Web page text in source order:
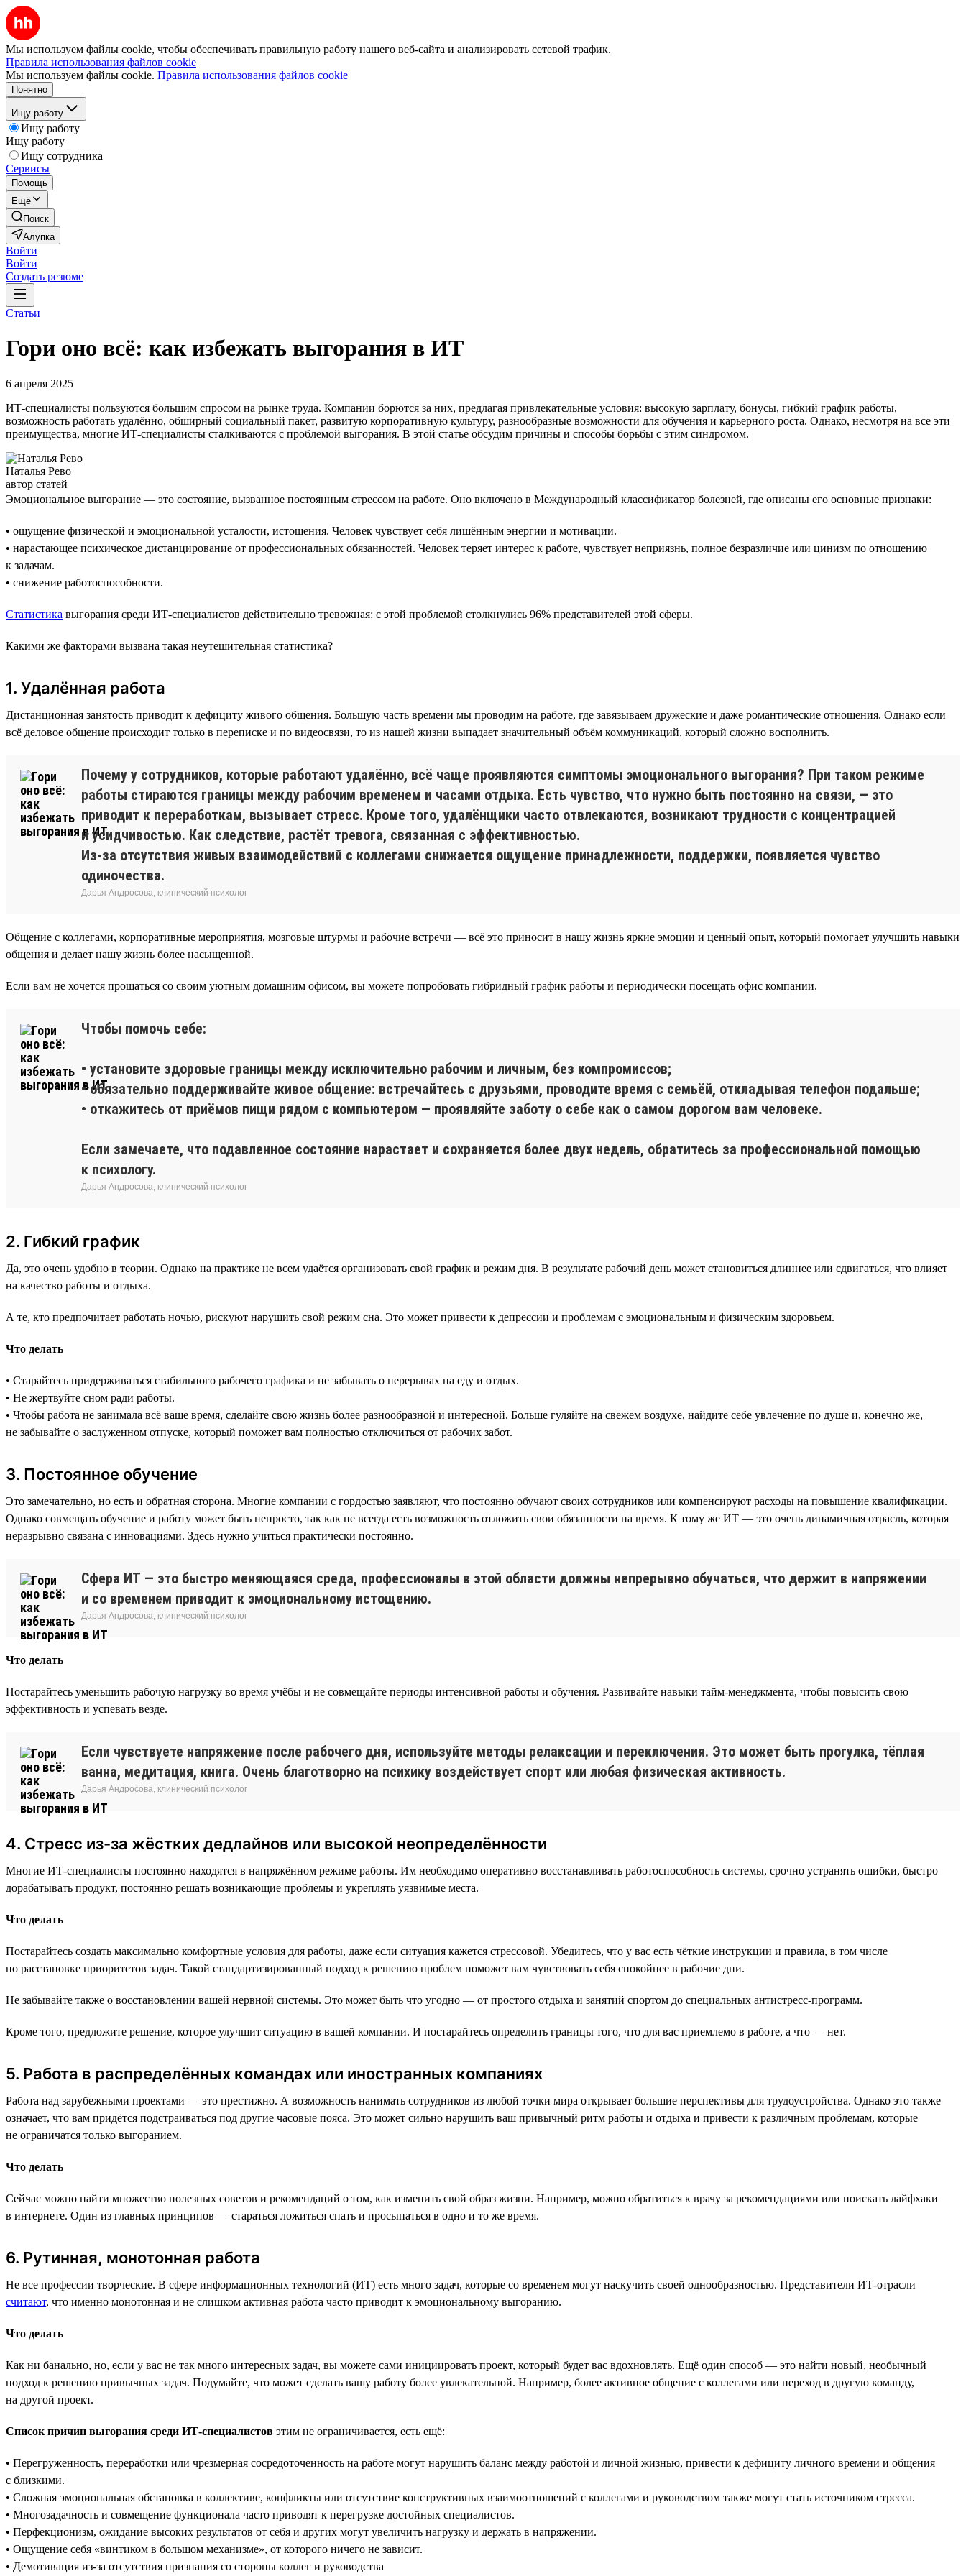
Мы используем файлы cookie, чтобы обеспечивать правильную работу нашего веб-сайта и анализировать сетевой трафик.
Правила использования файлов cookie
Мы используем файлы cookie. Правила использования файлов cookie
Понятно
Ищу работу
Ищу работу
Ищу работу
Ищу сотрудника
Сервисы
Помощь
Ещё
Поиск
Алупка
Войти
Войти
Создать резюме
Статьи
Гори оно всё: как избежать выгорания в ИТ
6 апреля 2025
ИТ-специалисты пользуются большим спросом на рынке труда. Компании борются за них, предлагая привлекательные условия: высокую зарплату, бонусы, гибкий график работы,
возможность работать удалённо, обширный социальный пакет, развитую корпоративную культуру, разнообразные возможности для обучения и карьерного роста. Однако, несмотря на все эти
преимущества, многие ИТ-специалисты сталкиваются с проблемой выгорания. В этой статье обсудим причины и способы борьбы с этим синдромом.
Наталья Рево
автор статей
Эмоциональное выгорание — это состояние, вызванное постоянным стрессом на работе. Оно включено в Международный классификатор болезней, где описаны его основные признаки:
• ощущение физической и эмоциональной усталости, истощения. Человек чувствует себя лишённым энергии и мотивации.
• нарастающее психическое дистанцирование от профессиональных обязанностей. Человек теряет интерес к работе, чувствует неприязнь, полное безразличие или цинизм по отношению
к задачам.
• снижение работоспособности.
Статистика выгорания среди ИТ-специалистов действительно тревожная: с этой проблемой столкнулись 96% представителей этой сферы.
Какими же факторами вызвана такая неутешительная статистика?
1. Удалённая работа
Дистанционная занятость приводит к дефициту живого общения. Большую часть времени мы проводим на работе, где завязываем дружеские и даже романтические отношения. Однако если
всё деловое общение происходит только в переписке и по видеосвязи, то из нашей жизни выпадает значительный объём коммуникаций, который сложно восполнить.
Почему у сотрудников, которые работают удалённо, всё чаще проявляются симптомы эмоционального выгорания? При таком режиме
работы стираются границы между рабочим временем и часами отдыха. Есть чувство, что нужно быть постоянно на связи, — это
приводит к переработкам, вызывает стресс. Кроме того, удалёнщики часто отвлекаются, возникают трудности с концентрацией
и усидчивостью. Как следствие, растёт тревога, связанная с эффективностью.
Из-за отсутствия живых взаимодействий с коллегами снижается ощущение принадлежности, поддержки, появляется чувство
одиночества.
Дарья Андросова, клинический психолог
Общение с коллегами, корпоративные мероприятия, мозговые штурмы и рабочие встречи — всё это приносит в нашу жизнь яркие эмоции и ценный опыт, который помогает улучшить навыки
общения и делает нашу жизнь более насыщенной.
Если вам не хочется прощаться со своим уютным домашним офисом, вы можете попробовать гибридный график работы и периодически посещать офис компании.
Чтобы помочь себе:
• установите здоровые границы между исключительно рабочим и личным, без компромиссов;
• обязательно поддерживайте живое общение: встречайтесь с друзьями, проводите время с семьёй, откладывая телефон подальше;
• откажитесь от приёмов пищи рядом с компьютером — проявляйте заботу о себе как о самом дорогом вам человеке.
Если замечаете, что подавленное состояние нарастает и сохраняется более двух недель, обратитесь за профессиональной помощью
к психологу.
Дарья Андросова, клинический психолог
2. Гибкий график
Да, это очень удобно в теории. Однако на практике не всем удаётся организовать свой график и режим дня. В результате рабочий день может становиться длиннее или сдвигаться, что влияет
на качество работы и отдыха.
А те, кто предпочитает работать ночью, рискуют нарушить свой режим сна. Это может привести к депрессии и проблемам с эмоциональным и физическим здоровьем.
Что делать
• Старайтесь придерживаться стабильного рабочего графика и не забывать о перерывах на еду и отдых.
• Не жертвуйте сном ради работы.
• Чтобы работа не занимала всё ваше время, сделайте свою жизнь более разнообразной и интересной. Больше гуляйте на свежем воздухе, найдите себе увлечение по душе и, конечно же,
не забывайте о заслуженном отпуске, который поможет вам полностью отключиться от рабочих забот.
3. Постоянное обучение
Это замечательно, но есть и обратная сторона. Многие компании с гордостью заявляют, что постоянно обучают своих сотрудников или компенсируют расходы на повышение квалификации.
Однако совмещать обучение и работу может быть непросто, так как не всегда есть возможность отложить свои обязанности на время. К тому же ИТ — это очень динамичная отрасль, которая
неразрывно связана с инновациями. Здесь нужно учиться практически постоянно.
Сфера ИТ — это быстро меняющаяся среда, профессионалы в этой области должны непрерывно обучаться, что держит в напряжении
и со временем приводит к эмоциональному истощению.
Дарья Андросова, клинический психолог
Что делать
Постарайтесь уменьшить рабочую нагрузку во время учёбы и не совмещайте периоды интенсивной работы и обучения. Развивайте навыки тайм-менеджмента, чтобы повысить свою
эффективность и успевать везде.
Если чувствуете напряжение после рабочего дня, используйте методы релаксации и переключения. Это может быть прогулка, тёплая
ванна, медитация, книга. Очень благотворно на психику воздействует спорт или любая физическая активность.
Дарья Андросова, клинический психолог
4. Стресс из-за жёстких дедлайнов или высокой неопределённости
Многие ИТ-специалисты постоянно находятся в напряжённом режиме работы. Им необходимо оперативно восстанавливать работоспособность системы, срочно устранять ошибки, быстро
дорабатывать продукт, постоянно решать возникающие проблемы и укреплять уязвимые места.
Что делать
Постарайтесь создать максимально комфортные условия для работы, даже если ситуация кажется стрессовой. Убедитесь, что у вас есть чёткие инструкции и правила, в том числе
по расстановке приоритетов задач. Такой стандартизированный подход к решению проблем поможет вам чувствовать себя спокойнее в рабочие дни.
Не забывайте также о восстановлении вашей нервной системы. Это может быть что угодно — от простого отдыха и занятий спортом до специальных антистресс-программ.
Кроме того, предложите решение, которое улучшит ситуацию в вашей компании. И постарайтесь определить границы того, что для вас приемлемо в работе, а что — нет.
5. Работа в распределённых командах или иностранных компаниях
Работа над зарубежными проектами — это престижно. А возможность нанимать сотрудников из любой точки мира открывает большие перспективы для трудоустройства. Однако это также
означает, что вам придётся подстраиваться под другие часовые пояса. Это может сильно нарушить ваш привычный ритм работы и отдыха и привести к различным проблемам, которые
не ограничатся только выгоранием.
Что делать
Сейчас можно найти множество полезных советов и рекомендаций о том, как изменить свой образ жизни. Например, можно обратиться к врачу за рекомендациями или поискать лайфхаки
в интернете. Один из главных принципов — стараться ложиться спать и просыпаться в одно и то же время.
6. Рутинная, монотонная работа
Не все профессии творческие. В сфере информационных технологий (ИТ) есть много задач, которые со временем могут наскучить своей однообразностью. Представители ИТ-отрасли
считают, что именно монотонная и не слишком активная работа часто приводит к эмоциональному выгоранию.
Что делать
Как ни банально, но, если у вас не так много интересных задач, вы можете сами инициировать проект, который будет вас вдохновлять. Ещё один способ — это найти новый, необычный
подход к решению привычных задач. Подумайте, что может сделать вашу работу более увлекательной. Например, более активное общение с коллегами или переход в другую команду,
на другой проект.
Список причин выгорания среди ИТ-специалистов этим не ограничивается, есть ещё:
• Перегруженность, переработки или чрезмерная сосредоточенность на работе могут нарушить баланс между работой и личной жизнью, привести к дефициту личного времени и общения
с близкими.
• Сложная эмоциональная обстановка в коллективе, конфликты или отсутствие конструктивных взаимоотношений с коллегами и руководством также могут стать источником стресса.
• Многозадачность и совмещение функционала часто приводят к перегрузке достойных специалистов.
• Перфекционизм, ожидание высоких результатов от себя и других могут увеличить нагрузку и держать в напряжении.
• Ощущение себя «винтиком в большом механизме», от которого ничего не зависит.
• Демотивация из-за отсутствия признания со стороны коллег и руководства